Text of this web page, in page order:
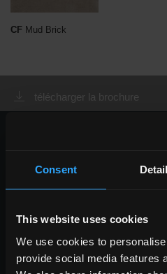
Consent
This website uses cookies
We use cookies to
provide social media features
CF Mud Brick
télécharger la brochure
CHOISIR UNE
utilisation
indoor